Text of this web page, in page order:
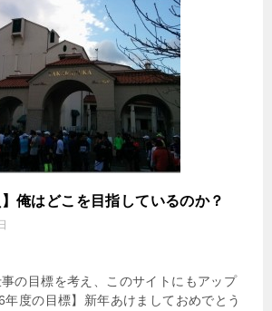
】俺はどこを目指しているのか？
の目標を考え、このサイトにもアップ
年度の目標】新年あけましておめでとう